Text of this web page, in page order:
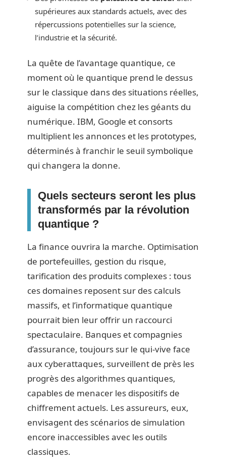
supérieures aux standards actuels, avec des
répercussions potentielles sur la science,
l’industrie et la sécurité.
La quête de l’avantage quantique, ce
moment où le quantique prend le dessus
sur le classique dans des situations réelles,
aiguise la compétition chez les géants du
numérique. IBM, Google et consorts
multiplient les annonces et les prototypes,
déterminés à franchir le seuil symbolique
qui changera la donne.
Quels secteurs seront les plus
transformés par la révolution
quantique ?
La finance ouvrira la marche. Optimisation
de portefeuilles, gestion du risque,
tarification des produits complexes : tous
ces domaines reposent sur des calculs
massifs, et l’informatique quantique
pourrait bien leur offrir un raccourci
spectaculaire. Banques et compagnies
d’assurance, toujours sur le qui-vive face
aux cyberattaques, surveillent de près les
progrès des algorithmes quantiques,
capables de menacer les dispositifs de
chiffrement actuels. Les assureurs, eux,
envisagent des scénarios de simulation
encore inaccessibles avec les outils
classiques.